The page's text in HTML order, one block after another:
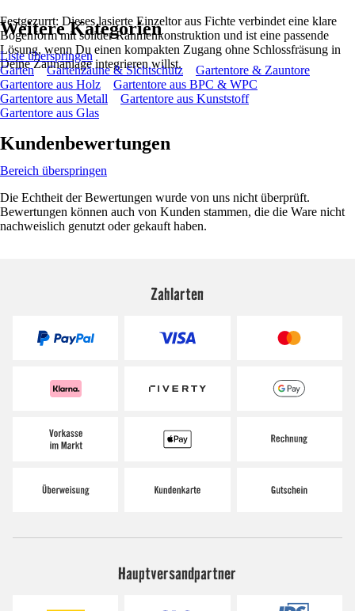
Festgezurrt: Dieses lasierte Einzeltor aus Fichte verbindet eine klare
Bogenform mit solider Rahmenkonstruktion und ist eine passende
Lösung, wenn Du einen kompakten Zugang ohne Schlossfräsung in
Deine Zaunanlage integrieren willst.
Weitere Kategorien
Liste überspringen
Garten
Gartenzäune & Sichtschutz
Gartentore & Zauntore
Gartentore aus Holz
Gartentore aus BPC & WPC
Gartentore aus Metall
Gartentore aus Kunststoff
Gartentore aus Glas
Kundenbewertungen
Bereich überspringen
Die Echtheit der Bewertungen wurde von uns nicht überprüft.
Bewertungen können auch von Kunden stammen, die die Ware nicht
nachweislich genutzt oder gekauft haben.
Zahlarten
Hauptversandpartner